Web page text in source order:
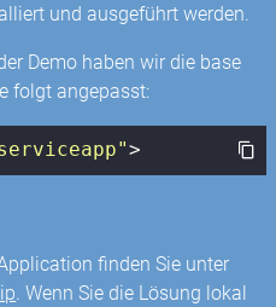
und ausgeführt werden.
Demo haben wir die base
folgt angepasst:
>
finden Sie unter
. Wenn Sie die Lösung lokal